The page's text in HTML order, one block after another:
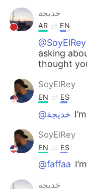
Русский
Indonesia
Türkçe
Português
خديجة
AR EN
@SoyElRey
asking
thought
SoyElRey
EN ES
@خديجة
SoyElRey
EN ES
@faffaa
خديجة